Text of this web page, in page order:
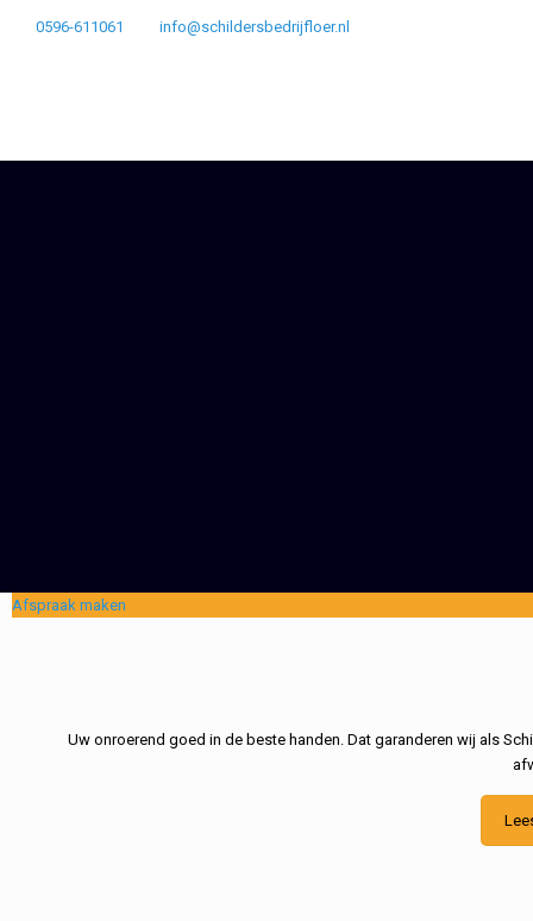
0596-611061 info@schildersbedrijfloer.nl
Afspraak maken
Uw onroerend goed in de beste handen. Dat garanderen wij als